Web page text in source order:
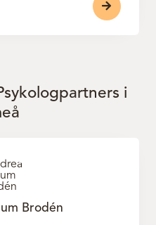
i
Brodén